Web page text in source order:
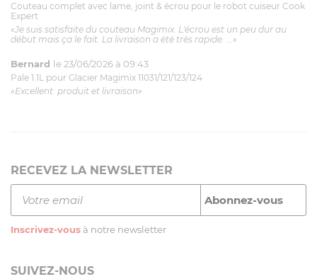
Couteau complet avec lame, joint & écrou pour le robot cuiseur Cook
Expert
«Je suis satisfaite du couteau Magimix. L'écrou est un peu dur au
début mais ça le fait. La livraison a été très rapide. ...»
Bernard le 23/06/2026 à 09:43
Pale 1.1L pour Glacier Magimix 11031/121/123/124
«Excellent: produit et livraison»
RECEVEZ LA NEWSLETTER
Inscrivez-vous à notre newsletter
SUIVEZ-NOUS